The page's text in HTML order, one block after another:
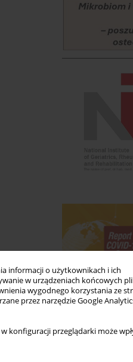
informacji o użytkownikach i ich
w urządzeniach końcowych
wygodnego korzystania ze
przez narzędzie Google
konfiguracji przeglądarki może